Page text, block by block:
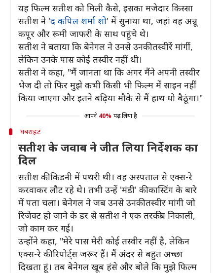
यह फिल्म सतीश को मिली कैसे, इसका मजेदार किस्सा
सतीश ने 'द कपिल शर्मा शो' में सुनाया था, जहां वह अन्नू
कपूर और रूमी जाफरी के साथ पहुंचे थे।
सतीश ने बताया कि बेनेगल ने उनसे उनकी तस्वीरें मांगीं,
लेकिन उनके पास कोई तस्वीर नहीं थी।
सतीश ने कहा, "मैं जानता था कि अगर मैंने अपनी तस्वीर
भेज दी तो फिर मुझे कभी किसी भी फिल्म में साइन नहीं
किया जाएगा और इतने बढ़िया मौके से मैं हाथ धो बैठूंगा।"
आपने 40% पढ़ लिया है
घबराहट
सतीश के जवाब ने जीत लिया निर्देशक का
दिल
सतीश की किडनी में पथरी थी। वह अस्पताल से एक्स-रे
करवाकर लौट रहे थे। तभी उन्हें 'मंडी' की कास्टिंग के बारे
में पता चला। बेनेगल ने जब उनसे उनकी तस्वीर मांगी जो
रिजेक्ट हो जाने के डर से सतीश ने एक तरकीब निकाली,
जो काम कर गई।
उन्होंने कहा, "मेरे पास मेरी कोई तस्वीर नहीं है, लेकिन
एक्स-रे की रिपोर्ट्स जरूर हैं। मैं अंदर से बहुत अच्छा
दिखता हूं। तब बेनेगल खूब हंसे और बोले कि मुझे फिल्म